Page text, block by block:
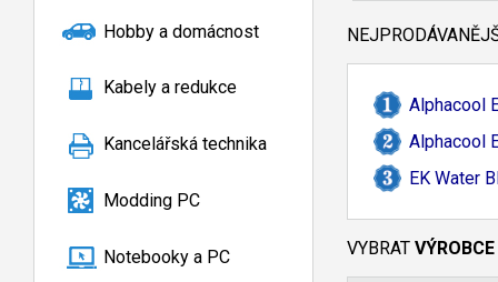
Hobby a domácnost
Kabely a redukce
Kancelářská technika
Modding PC
Notebooky a PC
Alphacool
Alphacool
EK Water
VYBRAT VÝROBCE